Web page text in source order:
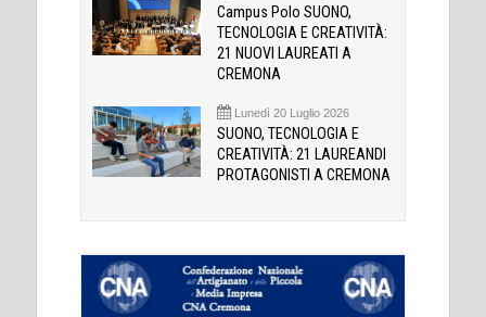
Campus Polo SUONO,
TECNOLOGIA E CREATIVITÀ:
21 NUOVI LAUREATI A
CREMONA
Lunedì 20 Luglio 2026
SUONO, TECNOLOGIA E
CREATIVITÀ: 21 LAUREANDI
PROTAGONISTI A CREMONA